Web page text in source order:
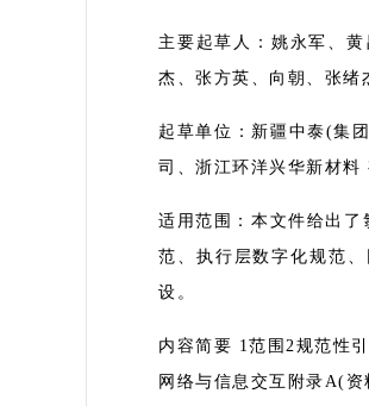
主要起草人：姚永军、
杰、张方英、向朝、张绪
起草单位：新疆中泰(集
司、浙江环洋兴华新材料
适用范围：本文件给出
范、执行层数字化规范
设。
内容简要 1范围2规范性
网络与信息交互附录A(